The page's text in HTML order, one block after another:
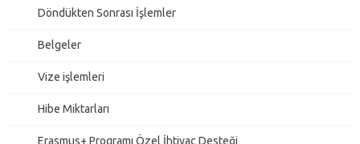
Döndükten Sonrası İşlemler
Belgeler
Vize işlemleri
Hibe Miktarları
Erasmus+ Programı Özel İhtiyaç Desteği